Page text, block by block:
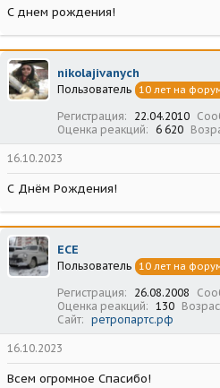
С днем рождения!
nikolajivanych
Пользователь 10 лет на
Регистрация 22.04.2010
Оценка реакций
6 620
16.10.2023
С Днём Рождения!
ECE
Пользователь 10 лет на
Регистрация 26.08.2008
Оценка реакций
130
Сайт
ретропартс.рф
16.10.2023
Всем огромное Спасибо!